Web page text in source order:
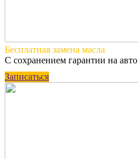
Бесплатная замена масла
С сохранением гарантии на авто
Записаться